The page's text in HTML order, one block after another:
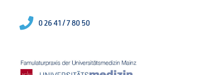
0 26 41 / 7 80 50